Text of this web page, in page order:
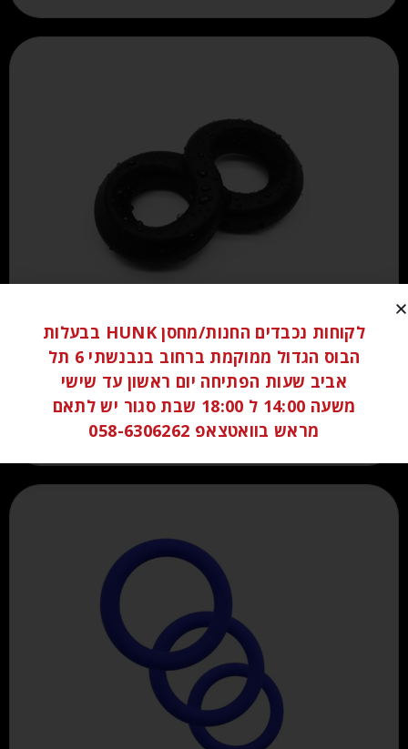
₪80.00
הוספה לסל
לקוחות נכבדים החנות/מחסן HUNK בבעלות
הבוס הגדול ממוקמת ברחוב בנבנשתי 6 תל
אביב שעות הפתיחה יום ראשון עד שישי
משעה 14:00 ל 18:00 שבת סגור יש לתאם
מראש בוואטצאפ 058-6306262